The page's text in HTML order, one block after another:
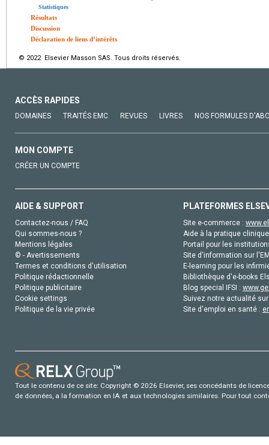
Statistiques
Résultats
Discussion
Déclaration de liens d’intérêts
© 2022 Elsevier Masson SAS. Tous droits réservés.
ACCÈS RAPIDES
DOMAINES TRAITÉS EMC REVUES LIVRES NOS FORMULES
MON COMPTE
CRÉER UN COMPTE
AIDE & SUPPORT
Contactez-nous / FAQ
Qui sommes-nous ?
Mentions légales
© - Avertissements
Termes et conditions d'utilisation
Politique rédactionnelle
Politique publicitaire
Cookie settings
Politique de la vie privée
PLATEFORMES
Site e-commerce :
Aide à la pratique
Portail pour les
Site d'information sur
E-learning pour les
Bibliothèque d'e-books
Blog special IFSI :
Suivez notre actualité
Site d'emploi en santé :
Tout le contenu de ce site: Copyright © 2026 Elsevier, ses concédants de
de données, a la formation en IA et aux technologies similaires. Pour tout